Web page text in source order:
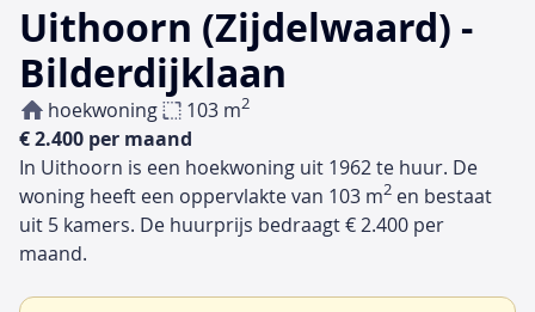
Uithoorn (Zijdelwaard) -
Bilderdijklaan
hoekwoning 103 m2
€ 2.400 per maand
In Uithoorn is een hoekwoning uit 1962 te huur. De
woning heeft een oppervlakte van 103 m2 en bestaat
uit 5 kamers. De huurprijs bedraagt € 2.400 per
maand.